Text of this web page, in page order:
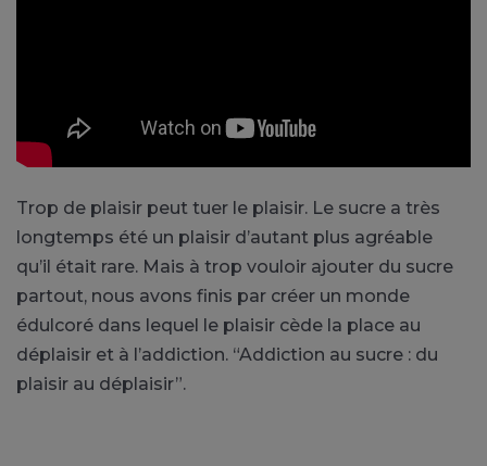
Trop de plaisir peut tuer le plaisir. Le sucre a très
longtemps été un plaisir d’autant plus agréable
qu’il était rare. Mais à trop vouloir ajouter du sucre
partout, nous avons finis par créer un monde
édulcoré dans lequel le plaisir cède la place au
déplaisir et à l’addiction. “Addiction au sucre : du
plaisir au déplaisir”.